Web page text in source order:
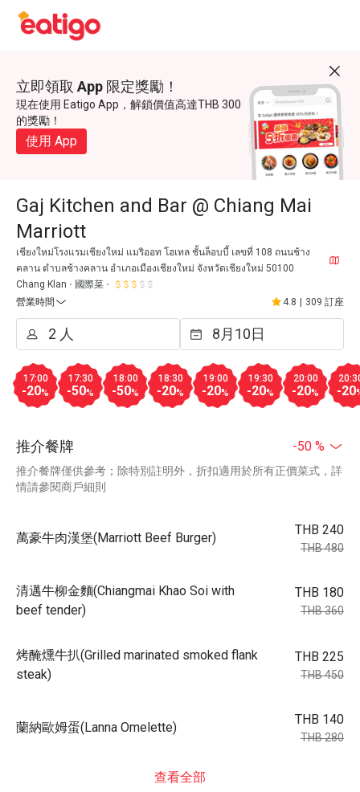
立即領取 App 限定獎勵！
現在使用 Eatigo App，解鎖價值高達THB 300
的獎勵！
使用 App
Gaj Kitchen and Bar @ Chiang Mai
Marriott
เชียงใหม่โรงแรมเชียงใหม่ แมริออท โฮเทล ชั้นล็อบบี้ เลขที่ 108 ถนนช้าง
คลาน ตำบลช้างคลาน อำเภอเมืองเชียงใหม่ จังหวัดเชียงใหม่ 50100
Chang Klan
國際菜
營業時間
4.8 309 訂座
17:00
-20%
17:30
-50%
18:00
-50%
18:30
-20%
19:00
-20%
19:30
-20%
20:00
-20% -20
推介餐牌 -50 %
推介餐牌僅供參考；除特別註明外，折扣適用於所有正價菜式，詳
情請參閱商戶細則
萬豪牛肉漢堡(Marriott Beef Burger)
THB 240
THB 480
清邁牛柳金麵(Chiangmai Khao Soi with
beef tender)
THB 180
THB 360
烤醃燻牛扒(Grilled marinated smoked flank
steak)
THB 225
THB 450
蘭納歐姆蛋(Lanna Omelette)
THB 140
THB 280
查看全部